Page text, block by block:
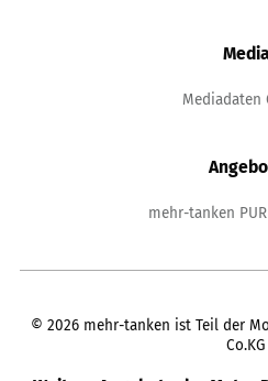
Media
Mediadaten
mehr-tanken
© 2026 mehr-tanken ist Teil der
Co.KG